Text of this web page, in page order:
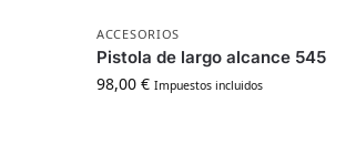
ACCESORIOS
Pistola de largo alcance 545
98,00€ Impuestos incluidos